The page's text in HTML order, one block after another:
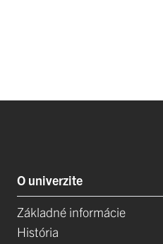
O univerzite
Základné informácie
História